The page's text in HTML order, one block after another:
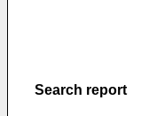
Search report